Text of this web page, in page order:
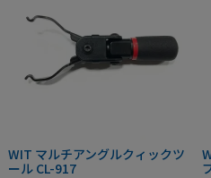
WIT マルチアングルクィックツ
ール CL-917